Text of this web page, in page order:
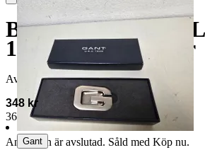
Bosch AL 2215 CV
14.4V 18V batterier
Avslutad 12 jun 20:54
348 kr
367 kr med köparskydd.
Läs mer
Annonsen är avslutad. Såld med Köp nu.
Gant